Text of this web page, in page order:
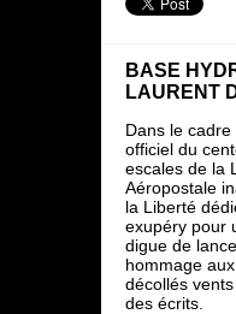
BASE
LAURENT
Dans le
officiel du
escales de la
Aéropostale
la Liberté
exupéry pour
digue de
hommage
décollés
des écrits.